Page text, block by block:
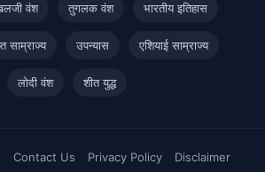
वंश तुगलक वंश भारतीय इतिहास
साम्राज्य उपन्यास एशियाई साम्राज्य
लोदी वंश शीत युद्ध
Contact Us Privacy Policy
Disclaimer